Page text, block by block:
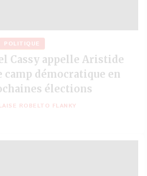
POLITIQUE
Cassy appelle Aristide
camp démocratique en
élections
ROBELTO FLANKY